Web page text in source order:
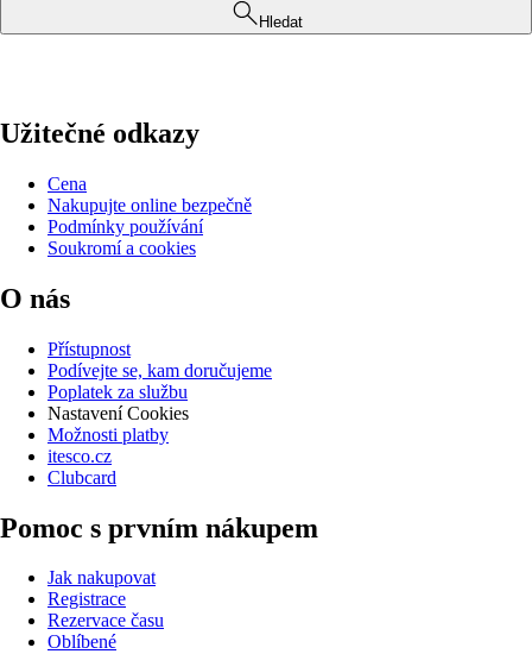
Hledat
Užitečné odkazy
Cena
Nakupujte online bezpečně
Podmínky používání
Soukromí a cookies
O nás
Přístupnost
Podívejte se, kam doručujeme
Poplatek za službu
Nastavení Cookies
Možnosti platby
itesco.cz
Clubcard
Pomoc s prvním nákupem
Jak nakupovat
Registrace
Rezervace času
Oblíbené